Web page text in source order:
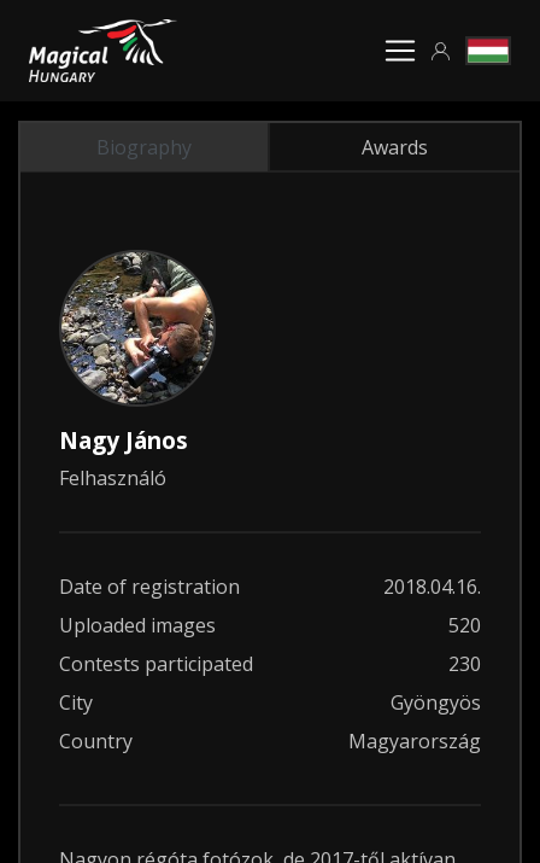
Biography Awards
Nagy János
Felhasználó
Date of registration
2018.04.16.
Uploaded images
520
Contests participated
230
City
Gyöngyös
Country
Magyarország